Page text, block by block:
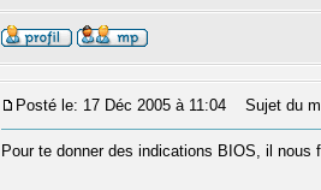
Posté le: 17 Déc 2005 à 11:04 Sujet du
Pour te donner des indications BIOS, il